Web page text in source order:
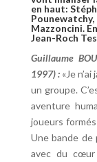
en haut:
Mazzoncini.
Jean-Roch
Guillaume
1997) :«Je
un groupe.
aventure
joueurs
Une bande de
avec du cœur